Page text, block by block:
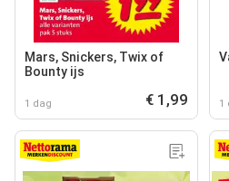
Mars, Snickers, Twix of
Bounty ijs
1 dag € 1,99 1